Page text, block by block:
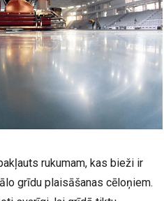
rukumam, kas bieži ir
grīdu plaisāšanas cēloņiem.